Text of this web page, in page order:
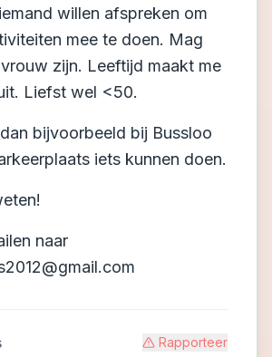
willen afspreken om
mee te doen. Mag
zijn. Leeftijd maakt me
Liefst wel <50.
bijvoorbeeld bij Bussloo
iets kunnen doen.
naar
Rapporteer